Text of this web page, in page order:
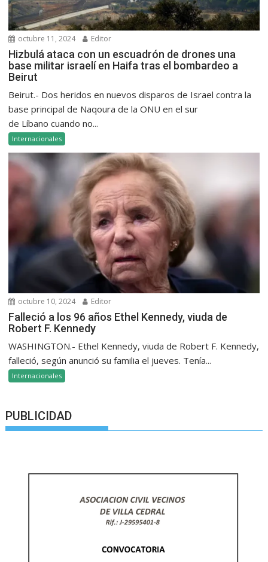
octubre 11, 2024 Editor
Hizbulá ataca con un escuadrón de drones una
base militar israelí en Haifa tras el bombardeo a
Beirut
Beirut.- Dos heridos en nuevos disparos de Israel contra la
base principal de Naqoura de la ONU en el sur
de Líbano cuando no...
Internacionales
octubre 10, 2024 Editor
Falleció a los 96 años Ethel Kennedy, viuda de
Robert F. Kennedy
WASHINGTON.- Ethel Kennedy, viuda de Robert F. Kennedy,
falleció, según anunció su familia el jueves. Tenía...
Internacionales
PUBLICIDAD